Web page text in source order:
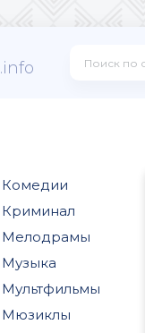
.info
Комедии
Криминал
Мелодрамы
Музыка
Мультфильмы
Мюзиклы